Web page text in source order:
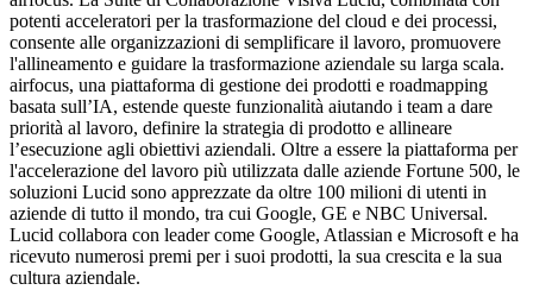
potenti acceleratori per la trasformazione del cloud e dei processi,
consente alle organizzazioni di semplificare il lavoro, promuovere
l'allineamento e guidare la trasformazione aziendale su larga scala.
airfocus, una piattaforma di gestione dei prodotti e roadmapping
basata sull’IA, estende queste funzionalità aiutando i team a dare
priorità al lavoro, definire la strategia di prodotto e allineare
l’esecuzione agli obiettivi aziendali. Oltre a essere la piattaforma per
l'accelerazione del lavoro più utilizzata dalle aziende Fortune 500, le
soluzioni Lucid sono apprezzate da oltre 100 milioni di utenti in
aziende di tutto il mondo, tra cui Google, GE e NBC Universal.
Lucid collabora con leader come Google, Atlassian e Microsoft e ha
ricevuto numerosi premi per i suoi prodotti, la sua crescita e la sua
cultura aziendale.